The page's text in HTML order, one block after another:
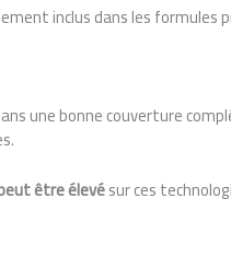
inclus dans les formules
une bonne couverture
être élevésur ces